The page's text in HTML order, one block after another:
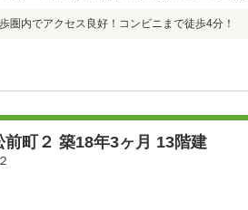
圏内でアクセス良好！コンビニまで徒歩4分！
町２ 築18年3ヶ月 13階建